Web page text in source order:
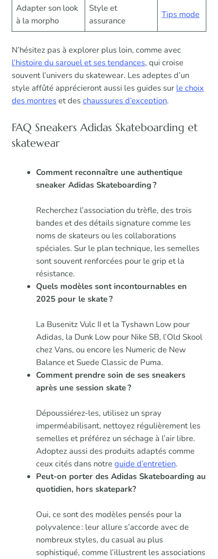
Adapter son look
à la morpho
Style et
assurance
Tips mode
N’hésitez pas à explorer plus loin, comme avec
l’histoire du sarouel et ses tendances, qui croise
souvent l’univers du skatewear. Les adeptes d’un
style affûté apprécieront aussi les guides sur le choix
des montreset deschaussures d’exception.
FAQ Sneakers Adidas Skateboarding et
skatewear
Comment reconnaître une authentique
sneaker Adidas Skateboarding ?
Recherchez l’association du trèfle, des trois
bandes et des détails signature comme les
noms de skateurs ou les collaborations
spéciales. Sur le plan technique, les semelles
sont souvent renforcées pour le grip et la
résistance.
Quels modèles sont incontournables en
2025 pour le skate ?
La Busenitz Vulc II et la Tyshawn Low pour
Adidas, la Dunk Low pour Nike SB, l’Old Skool
chez Vans, ou encore les Numeric de New
Balance et Suede Classic de Puma.
Comment prendre soin de ses sneakers
après une session skate ?
Dépoussiérez-les, utilisez un spray
imperméabilisant, nettoyez régulièrement les
semelles et préférez un séchage à l’air libre.
Adoptez aussi des produits adaptés comme
ceux cités dans notre guide d’entretien.
Peut-on porter des Adidas Skateboarding au
quotidien, hors skatepark?
Oui, ce sont des modèles pensés pour la
polyvalence : leur allure s’accorde avec de
nombreux styles, du casual au plus
sophistiqué, comme l’illustrent les associations